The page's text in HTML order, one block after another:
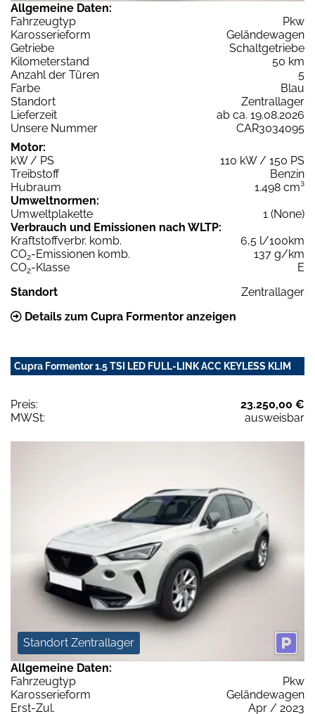
Allgemeine Daten:
Fahrzeugtyp
Pkw
Karosserieform
Geländewagen
Getriebe
Schaltgetriebe
Kilometerstand
50 km
Anzahl der Türen
5
Farbe
Blau
Standort
Zentrallager
Lieferzeit
ab ca. 19.08.2026
Unsere Nummer
CAR3034095
Motor:
kW / PS
110 kW / 150 PS
Treibstoff
Benzin
Hubraum
1.498 cm³
Umweltnormen:
Umweltplakette
1 (None)
Verbrauch und Emissionen nach WLTP:
Kraftstoffverbr. komb.
6,5 l/100km
CO2-Emissionen komb.
137 g/km
CO2-Klasse
E
Standort
Zentrallager
Details zum Cupra Formentor anzeigen
Cupra Formentor 1.5 TSI LED FULL-LINK ACC KEYLESS KLIM
Preis:
23.250,00 €
MWSt:
ausweisbar
Standort Zentrallager
Allgemeine Daten:
Fahrzeugtyp
Pkw
Karosserieform
Geländewagen
Erst-Zul.
Apr / 2023